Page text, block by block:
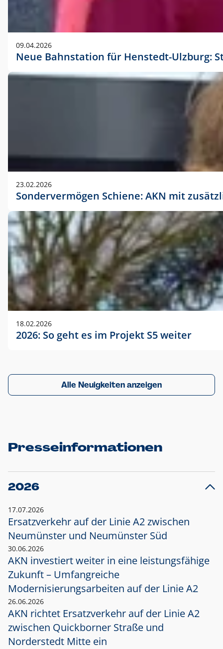
09.04.2026
Neue Bahnstation für Henstedt-Ulzburg:
23.02.2026
Sondervermögen Schiene: AKN mit
18.02.2026
2026: So geht es im Projekt S5 weiter
Alle Neuigkeiten anzeigen
Presseinformationen
2026
17.07.2026
Ersatzverkehr auf der Linie A2 zwischen
Neumünster und Neumünster Süd
30.06.2026
AKN investiert weiter in eine leistungsfähige
Zukunft – Umfangreiche
Modernisierungsarbeiten auf der Linie A2
26.06.2026
AKN richtet Ersatzverkehr auf der Linie A2
zwischen Quickborner Straße und
Norderstedt Mitte ein